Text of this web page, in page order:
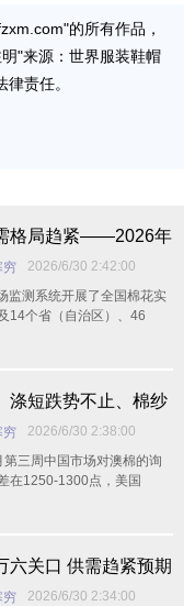
的所有作品，
"来源：世界服装鞋帽
责任。
格局趋紧——2026年
穷
2026/6/30 2:42:00
监测系统开展了全国棉花实
14个省（自治区）、46
涤短跌势不止、棉纱
市场“三重奏”下的
穷
2026/6/30 2:38:00
三周中国市场对澳棉的询
在1250-1300点，美国
六关口 供需趋紧预期
穷
2026/6/30 2:34:00